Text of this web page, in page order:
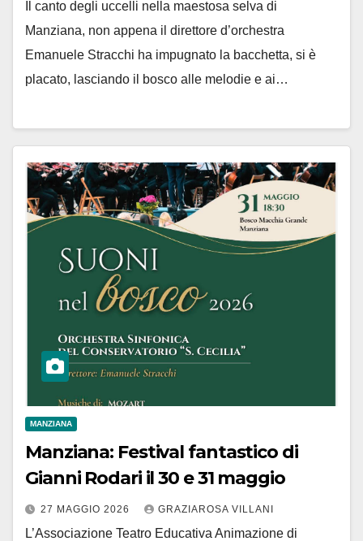
Il canto degli uccelli nella maestosa selva di
Manziana, non appena il direttore d’orchestra
Emanuele Stracchi ha impugnato la bacchetta, si è
placato, lasciando il bosco alle melodie e ai…
MANZIANA
Manziana: Festival fantastico di
Gianni Rodari il 30 e 31 maggio
27 MAGGIO 2026 GRAZIAROSA VILLANI
L’Associazione Teatro Educativa Animazione di